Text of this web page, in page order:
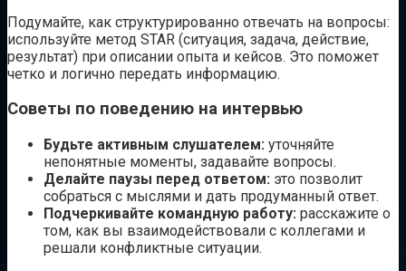
Подумайте, как структурированно отвечать на вопросы:
используйте метод STAR (ситуация, задача, действие,
результат) при описании опыта и кейсов. Это поможет
четко и логично передать информацию.
Советы по поведению на интервью
Будьте активным слушателем: уточняйте
непонятные моменты, задавайте вопросы.
Делайте паузы перед ответом: это позволит
собраться с мыслями и дать продуманный ответ.
Подчеркивайте командную работу: расскажите о
том, как вы взаимодействовали с коллегами и
решали конфликтные ситуации.